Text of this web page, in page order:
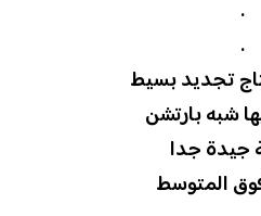
.
.
تجديد بسيط
شبه بارتشن
جيدة جدا
المتوسط